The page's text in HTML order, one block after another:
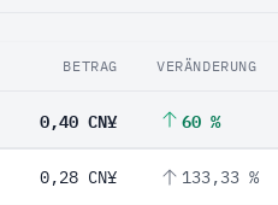
BETRAG VERÄNDERUNG
0,40 CN¥ 60 %
0,28 CN¥ 133,33 %